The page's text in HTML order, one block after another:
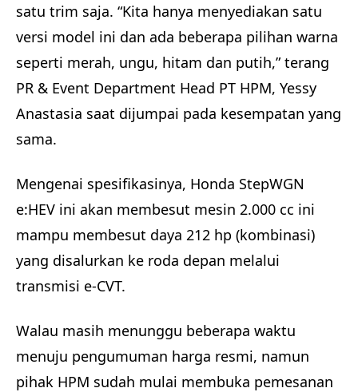
satu trim saja. “Kita hanya menyediakan satu
versi model ini dan ada beberapa pilihan warna
seperti merah, ungu, hitam dan putih,” terang
PR & Event Department Head PT HPM, Yessy
Anastasia saat dijumpai pada kesempatan yang
sama.
Mengenai spesifikasinya, Honda StepWGN
e:HEV ini akan membesut mesin 2.000 cc ini
mampu membesut daya 212 hp (kombinasi)
yang disalurkan ke roda depan melalui
transmisi e-CVT.
Walau masih menunggu beberapa waktu
menuju pengumuman harga resmi, namun
pihak HPM sudah mulai membuka pemesanan